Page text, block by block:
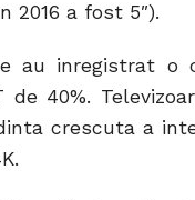
2016 a fost 5″).
au inregistrat o
de 40%.
crescuta a